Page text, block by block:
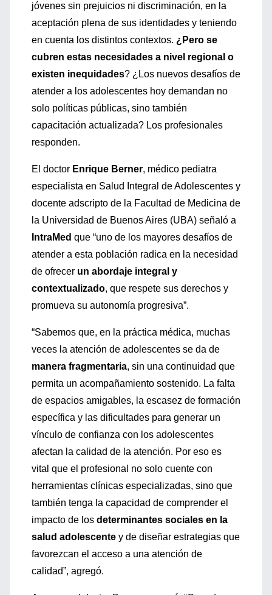
jóvenes sin prejuicios ni discriminación, en la
aceptación plena de sus identidades y teniendo
en cuenta los distintos contextos. ¿Pero se
cubren estas necesidades a nivel regional o
existen inequidades? ¿Los nuevos desafíos de
atender a los adolescentes hoy demandan no
solo políticas públicas, sino también
capacitación actualizada? Los profesionales
responden.
El doctor Enrique Berner, médico pediatra
especialista en Salud Integral de Adolescentes y
docente adscripto de la Facultad de Medicina de
la Universidad de Buenos Aires (UBA) señaló a
IntraMed que “uno de los mayores desafíos de
atender a esta población radica en la necesidad
de ofrecer un abordaje integral y
contextualizado, que respete sus derechos y
promueva su autonomía progresiva”.
“Sabemos que, en la práctica médica, muchas
veces la atención de adolescentes se da de
manera fragmentaria, sin una continuidad que
permita un acompañamiento sostenido. La falta
de espacios amigables, la escasez de formación
específica y las dificultades para generar un
vínculo de confianza con los adolescentes
afectan la calidad de la atención. Por eso es
vital que el profesional no solo cuente con
herramientas clínicas especializadas, sino que
también tenga la capacidad de comprender el
impacto de los determinantes sociales en la
salud adolescente y de diseñar estrategias que
favorezcan el acceso a una atención de
calidad”, agregó.